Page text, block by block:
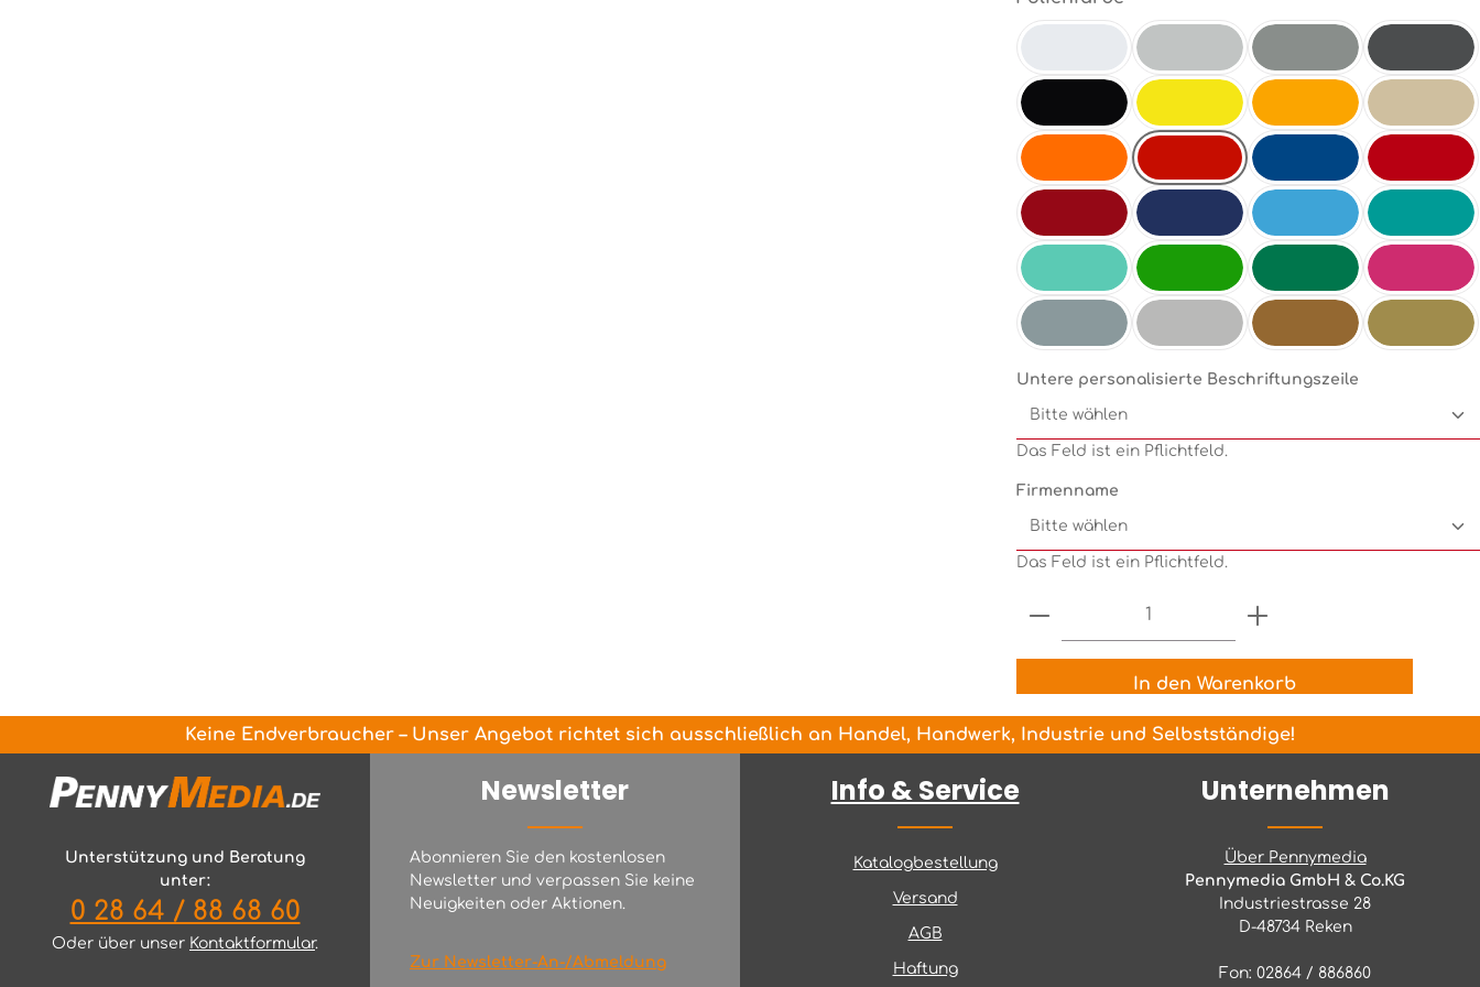
Weiß Hellgrau Mittelgrau Antrazit
Schwarz Schwefelgelb Goldgelb Beige
Orange Hellrot Enzianblau Rot
Dunkelrot Dunkelblau Electricblue Türkis
Mint Electricgreen Grün Pink
Untere personalisierte Beschriftungszeile
Das Feld ist ein Pflichtfeld.
Firmenname
Das Feld ist ein Pflichtfeld.
Produkt Anzahl: Gib den
In den Warenkorb
Keine Endverbraucher – Unser Angebot richtet sich ausschließlich an Handel, Handwerk, Industrie und Selbstständige!
Unterstützung und Beratung
unter:
0 28 64 / 88 68 60
Oder über unser Kontaktformular.
Newsletter
Abonnieren Sie den kostenlosen
Newsletter und verpassen Sie keine
Neuigkeiten oder Aktionen.
Zur Newsletter-An-/Abmeldung
Info & Service
Katalogbestellung
Versand
AGB
Haftung
Unternehmen
Über Pennymedia
Pennymedia GmbH & Co.KG
Industriestrasse 28
D-48734 Reken
Fon: 02864 / 886860